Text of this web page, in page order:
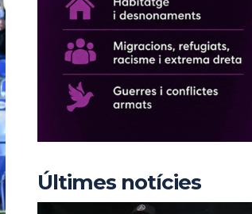
Últimes notícies